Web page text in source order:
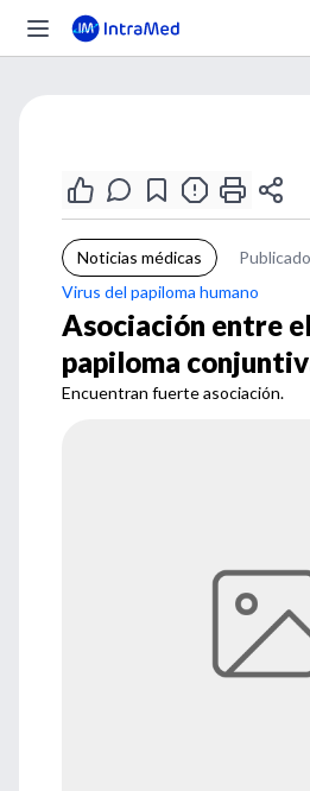
Noticias médicas
Virus del papiloma humano
Asociación entre
papiloma
Encuentran fuerte asociación.